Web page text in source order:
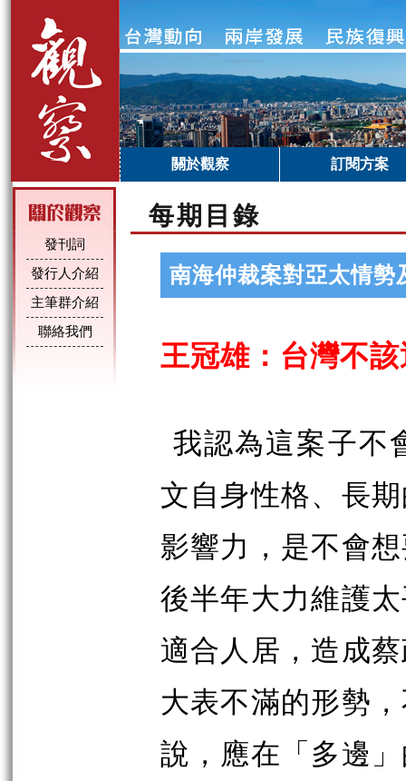
關於觀察 訂閱方案
發刊詞
發行人介紹
主筆群介紹
聯絡我們
每期目錄
南海仲裁案對亞太情
王冠雄：台灣不
我認為這案子不
文自身性格、長
影響力，是不會
後半年大力維護
適合人居，造成
大表不滿的形勢
說，應在「多邊